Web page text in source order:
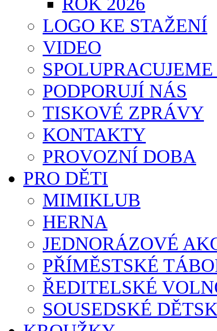
LOGO KE STAŽENÍ
VIDEO
SPOLUPRACUJEME
PODPORUJÍ NÁS
TISKOVÉ ZPRÁVY
KONTAKTY
PROVOZNÍ DOBA
PRO DĚTI
MIMIKLUB
HERNA
JEDNORÁZOVÉ
PŘÍMĚSTSKÉ
ŘEDITELSKÉ
SOUSEDSKÉ